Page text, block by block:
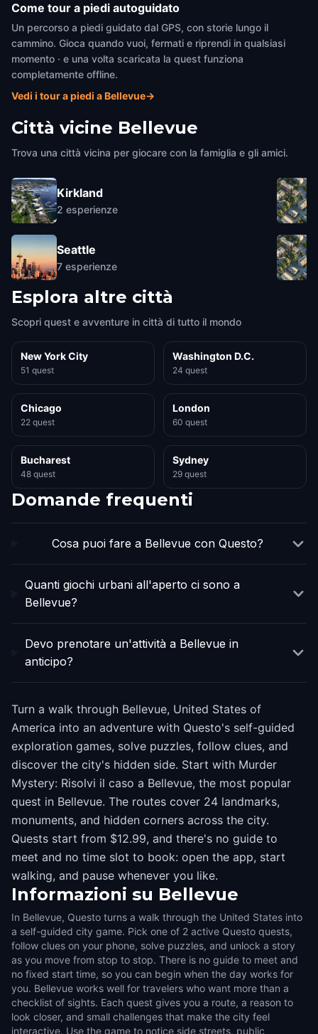
Come tour a piedi autoguidato
Un percorso a piedi guidato dal GPS, con storie lungo il
cammino. Gioca quando vuoi, fermati e riprendi in qualsiasi
momento · e una volta scaricata la quest funziona
completamente offline.
Vedi i tour a piedi a Bellevue→
Città vicine Bellevue
Trova una città vicina per giocare con la famiglia e gli amici.
Kirkland
2 esperienze
Seattle
7 esperienze
Esplora altre città
Scopri quest e avventure in città di tutto il mondo
New York City
51 quest
Washington D.C.
24 quest
Chicago
22 quest
London
60 quest
Bucharest
48 quest
Sydney
29 quest
Domande frequenti
Cosa puoi fare a Bellevue con Questo?
Quanti giochi urbani all'aperto ci sono a
Bellevue?
Devo prenotare un'attività a Bellevue in
anticipo?
Turn a walk through Bellevue, United States of
America into an adventure with Questo's self-guided
exploration games, solve puzzles, follow clues, and
discover the city's hidden side. Start with Murder
Mystery: Risolvi il caso a Bellevue, the most popular
quest in Bellevue. The routes cover 24 landmarks,
monuments, and hidden corners across the city.
Quests start from $12.99, and there's no guide to
meet and no time slot to book: open the app, start
walking, and pause whenever you like.
Informazioni su Bellevue
In Bellevue, Questo turns a walk through the United States into
a self-guided city game. Pick one of 2 active Questo quests,
follow clues on your phone, solve puzzles, and unlock a story
as you move from stop to stop. There is no guide to meet and
no fixed start time, so you can begin when the day works for
you. Bellevue works well for travelers who want more than a
checklist of sights. Each quest gives you a route, a reason to
look closer, and small challenges that make the city feel
interactive. Use the game to notice side streets, public